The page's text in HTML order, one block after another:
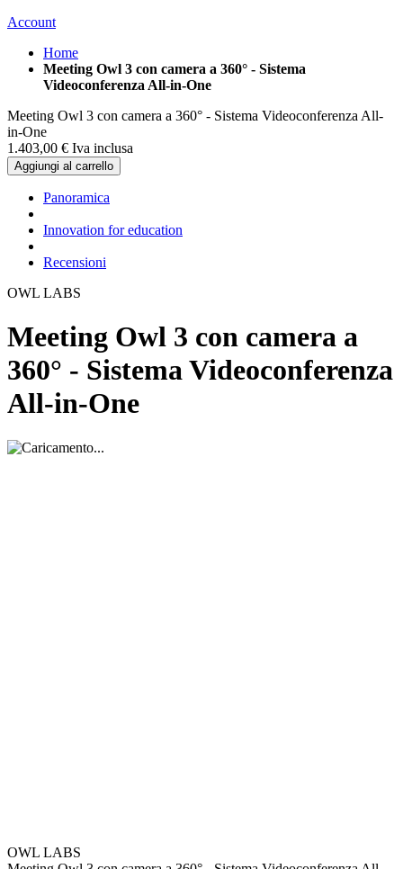
Account
Home
Meeting Owl 3 con camera a 360° - Sistema
Videoconferenza All-in-One
Meeting Owl 3 con camera a 360° - Sistema Videoconferenza All-
in-One
1.403,00 € Iva inclusa
Aggiungi al carrello
Panoramica
Innovation for education
Recensioni
OWL LABS
Meeting Owl 3 con camera a
360° - Sistema Videoconferenza
All-in-One
OWL LABS